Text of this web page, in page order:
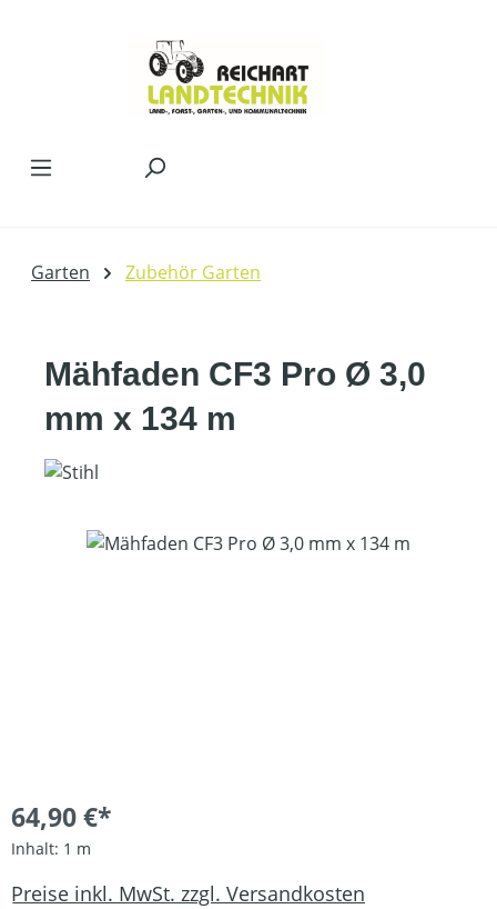
Garten Zubehör Garten
Mähfaden CF3 Pro Ø 3,0
mm x 134 m
Bildergalerie überspringen
64,90 €*
Inhalt: 1 m
Preise inkl. MwSt. zzgl. Versandkosten